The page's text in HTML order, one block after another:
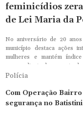
feminicídios
de Lei Maria da
No aniversário de 20
município destaca ações
mulheres e mantém
mesmo diante do aumento
Polícia
Com Operação
segurança no Batistini